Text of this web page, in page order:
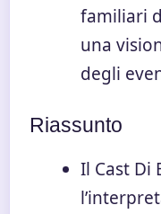
familiari
una
degli
Riassunto
Il Cast Di